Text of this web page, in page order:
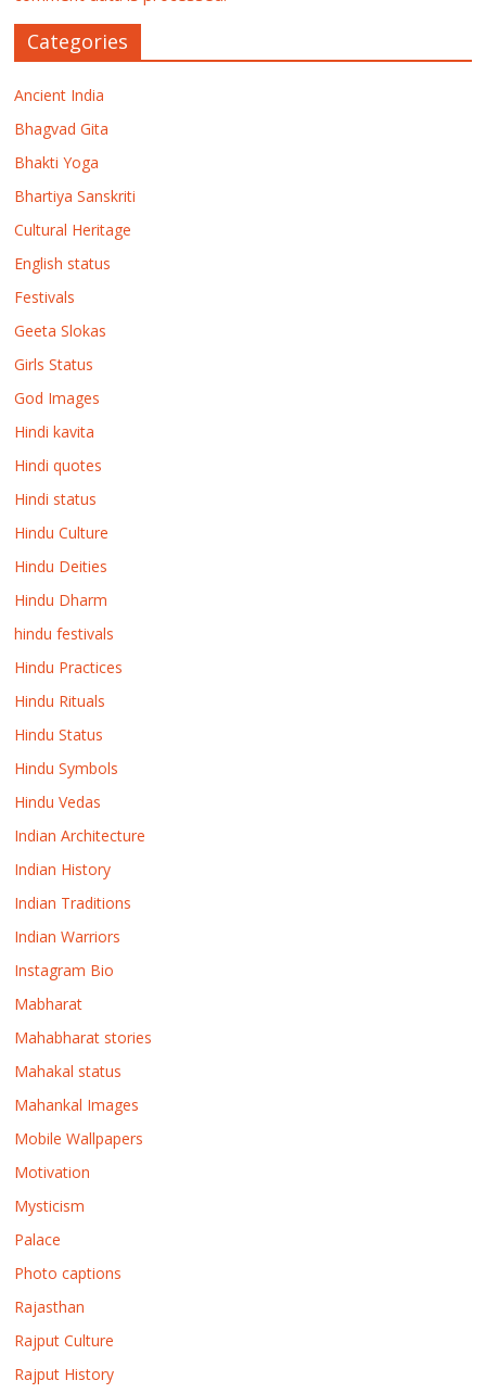
Categories
Ancient India
Bhagvad Gita
Bhakti Yoga
Bhartiya Sanskriti
Cultural Heritage
English status
Festivals
Geeta Slokas
Girls Status
God Images
Hindi kavita
Hindi quotes
Hindi status
Hindu Culture
Hindu Deities
Hindu Dharm
hindu festivals
Hindu Practices
Hindu Rituals
Hindu Status
Hindu Symbols
Hindu Vedas
Indian Architecture
Indian History
Indian Traditions
Indian Warriors
Instagram Bio
Mabharat
Mahabharat stories
Mahakal status
Mahankal Images
Mobile Wallpapers
Motivation
Mysticism
Palace
Photo captions
Rajasthan
Rajput Culture
Rajput History